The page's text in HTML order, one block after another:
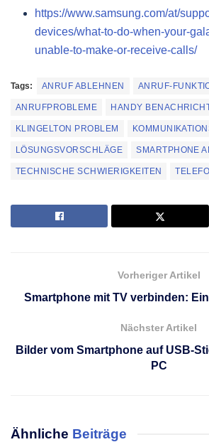
https://www.samsung.com/at/
devices/what-to-do-when-your-
unable-to-make-or-receive-calls/
Tags: ANRUF ABLEHNEN ANRUF-
ANRUFPROBLEME HANDY
KLINGELTON PROBLEM
LÖSUNGSVORSCHLÄGE SMARTPHONE
TECHNISCHE SCHWIERIGKEITEN
Vorheriger Artikel
Smartphone mit TV verbinden:
Nächster Artikel
Bilder vom Smartphone auf USB-
PC
Ähnliche Beiträge